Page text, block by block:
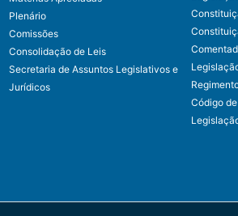
Plenário
Comissões
Consolidação de Leis
Secretaria de Assuntos Legislativos e
Jurídicos
Código